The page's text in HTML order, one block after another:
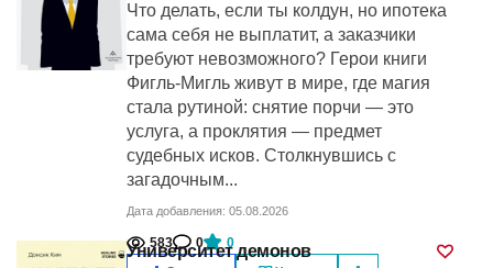
Что делать, если ты колдун, но ипотека
сама себя не выплатит, а заказчики
требуют невозможного? Герои книги
Фигль-Мигль живут в мире, где магия
стала рутиной: снятие порчи — это
услуга, а проклятия — предмет
судебных исков. Столкнувшись с
загадочным...
Дата добавления: 05.08.2026
583 0 0
Университет демонов